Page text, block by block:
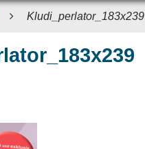
Kludi_perlator_183x239